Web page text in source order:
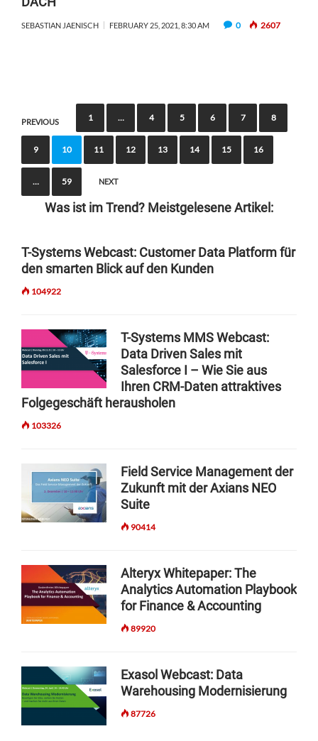
SEBASTIAN JAENISCH FEBRUARY 25, 2021, 8:30 AM 0 2607
P
o
s
a
v
i
a
t
i
o
n
PREVIOUS 1 … 4 5 6 7 8
9 10 11 12 13 14 15 16
… 59 NEXT
Was ist im Trend? Meistgelesene Artikel:
T-Systems Webcast: Customer Data Platform für
den smarten Blick auf den Kunden
104922
T-Systems MMS Webcast:
Data Driven Sales mit
Salesforce I – Wie Sie aus
Ihren CRM-Daten attraktives
Folgegeschäft herausholen
103326
Field Service Management der
Zukunft mit der Axians NEO
Suite
90414
Alteryx Whitepaper: The
Analytics Automation Playbook
for Finance & Accounting
89920
Exasol Webcast: Data
Warehousing Modernisierung
87726